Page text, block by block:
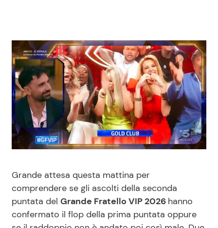
News Musica
News Spettacolo
Benessere
Casa
Mondo Mamma
News benessere
Cucina e Ricette
Consigli di Cucina
Le Ricette in TV
Primi Piatti
Grande attesa questa mattina per
comprendere se gli ascolti della seconda
puntata del Grande Fratello VIP 2026 hanno
confermato il flop della prima puntata oppure